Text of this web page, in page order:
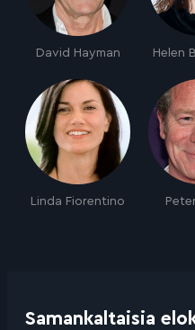
David Hayman Helen
Linda Fiorentino
Samankaltaisia